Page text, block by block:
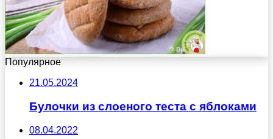
Популярное
21.05.2024
Булочки из слоеного теста с яблоками
08.04.2022